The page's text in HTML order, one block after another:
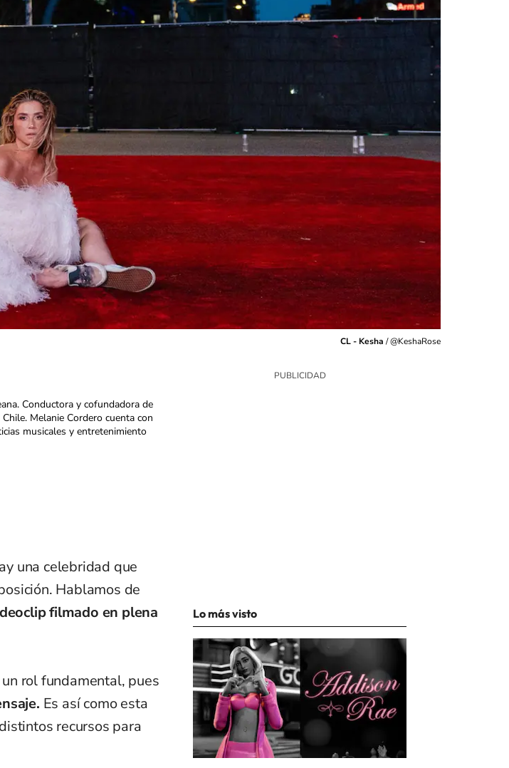
CL - Kesha /@KeshaRose
Conductora y cofundadora de
Melanie Cordero cuenta con
musicales y entretenimiento
una celebridad que
Hablamos de
filmado en plena
rol fundamental, pues
Es así como esta
recursos para
Lo más visto